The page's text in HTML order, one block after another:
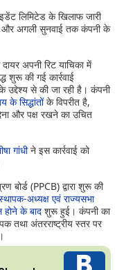
लिमिटेड के खिलाफ जारी
और अगली सुनवाई तक कंपनी के
अपनी रिट याचिका में
शुरू की गई कार्रवाई
से की जा रही है। कंपनी
के सिद्धांतोंके विपरीत है,
और पक्ष रखने का उचित
गांधीने इस कार्रवाई को
बोर्ड (PPCB) द्वारा शुरू की
अध्यक्ष एवं राज्यसभा
होने के बाद शुरू हुई। कंपनी का
तथा अंतरराष्ट्रीय स्तर पर